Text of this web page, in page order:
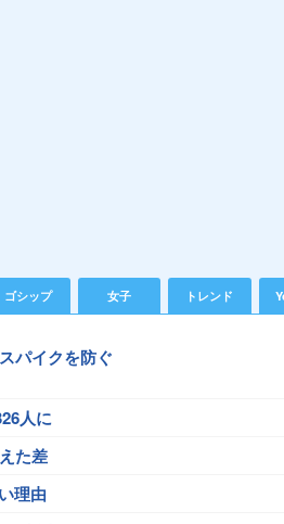
ゴシップ 女子 トレンド
パイクを防ぐ
人に
た差
理由